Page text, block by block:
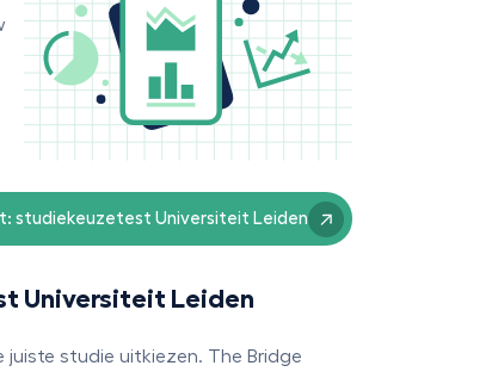
studiekeuzetest Universiteit Leiden
Universiteit Leiden
juiste studie uitkiezen. The Bridge